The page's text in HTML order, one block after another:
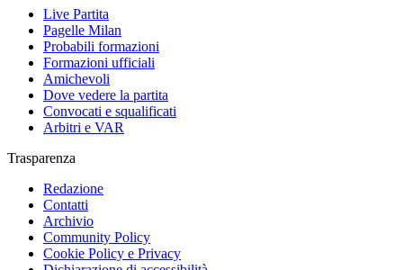
Live Partita
Pagelle Milan
Probabili formazioni
Formazioni ufficiali
Amichevoli
Dove vedere la partita
Convocati e squalificati
Arbitri e VAR
Trasparenza
Redazione
Contatti
Archivio
Community Policy
Cookie Policy e Privacy